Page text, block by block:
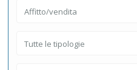
Affitto/vendita
Tutte le tipologie